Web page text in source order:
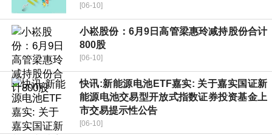
[06-10]
小崧股份：6月9日高管梁惠玲减持股份合计
800股
[06-10]
快讯:新能源电池ETF嘉实: 关于嘉实国证新
能源电池交易型开放式指数证券投资基金上
市交易提示性公告
[06-10]